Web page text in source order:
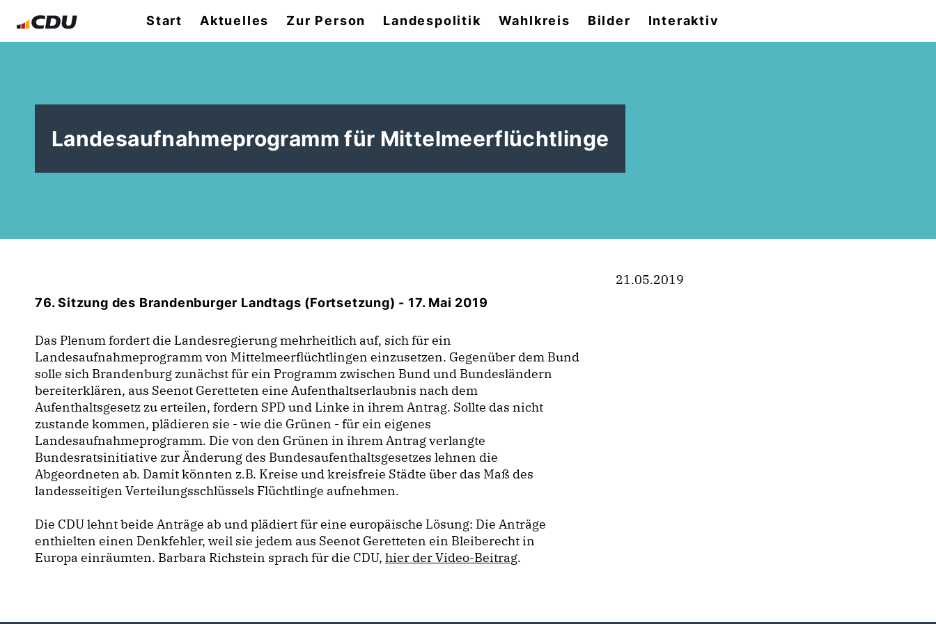
Start Aktuelles Zur Person Landespolitik Wahlkreis Bilder Interaktiv
Landesaufnahmeprogramm für Mittelmeerflüchtlinge
76. Sitzung des Brandenburger Landtags (Fortsetzung) - 17. Mai 2019
Das Plenum fordert die Landesregierung mehrheitlich auf, sich für ein
Landesaufnahmeprogramm von Mittelmeerflüchtlingen einzusetzen. Gegenüber dem Bund
solle sich Brandenburg zunächst für ein Programm zwischen Bund und Bundesländern
bereiterklären, aus Seenot Geretteten eine Aufenthaltserlaubnis nach dem
Aufenthaltsgesetz zu erteilen, fordern SPD und Linke in ihrem Antrag. Sollte das nicht
zustande kommen, plädieren sie - wie die Grünen - für ein eigenes
Landesaufnahmeprogramm. Die von den Grünen in ihrem Antrag verlangte
Bundesratsinitiative zur Änderung des Bundesaufenthaltsgesetzes lehnen die
Abgeordneten ab. Damit könnten z.B. Kreise und kreisfreie Städte über das Maß des
landesseitigen Verteilungsschlüssels Flüchtlinge aufnehmen.
Die CDU lehnt beide Anträge ab und plädiert für eine europäische Lösung: Die Anträge
enthielten einen Denkfehler, weil sie jedem aus Seenot Geretteten ein Bleiberecht in
Europa einräumten. Barbara Richstein sprach für die CDU, hier der Video-Beitrag.
21.05.2019